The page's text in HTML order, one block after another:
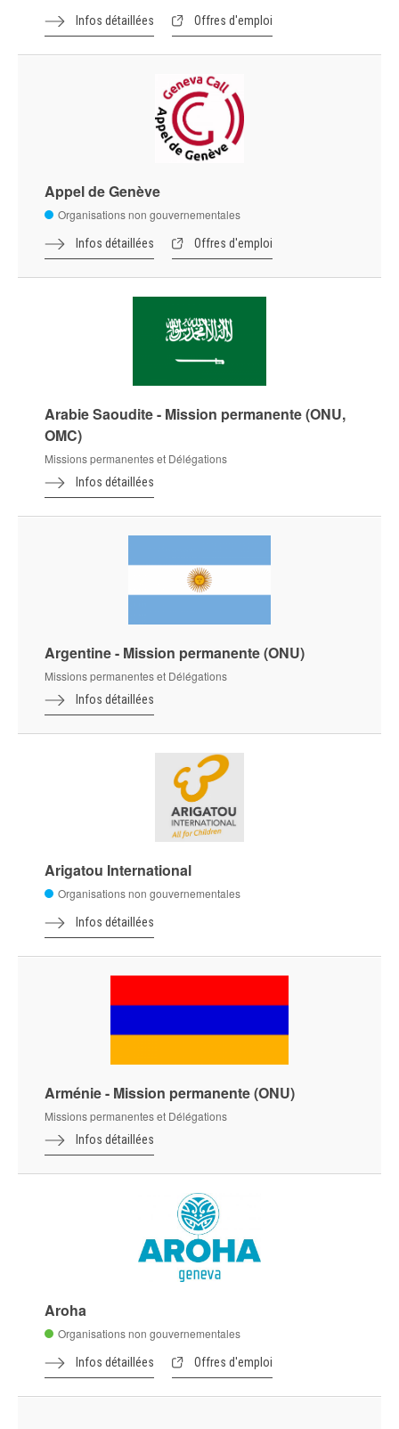
Infos détaillées Offres d'emploi
Appel de Genève
Organisations non gouvernementales
Infos détaillées Offres d'emploi
Arabie Saoudite - Mission permanente (ONU,
OMC)
Missions permanentes et Délégations
Infos détaillées
Argentine - Mission permanente (ONU)
Missions permanentes et Délégations
Infos détaillées
Arigatou International
Organisations non gouvernementales
Infos détaillées
Arménie - Mission permanente (ONU)
Missions permanentes et Délégations
Infos détaillées
Aroha
Organisations non gouvernementales
Infos détaillées Offres d'emploi